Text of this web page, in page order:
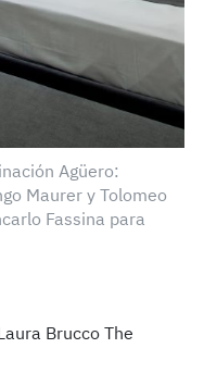
Agüero:
Maurer y Tolomeo
Fassina para
Brucco The